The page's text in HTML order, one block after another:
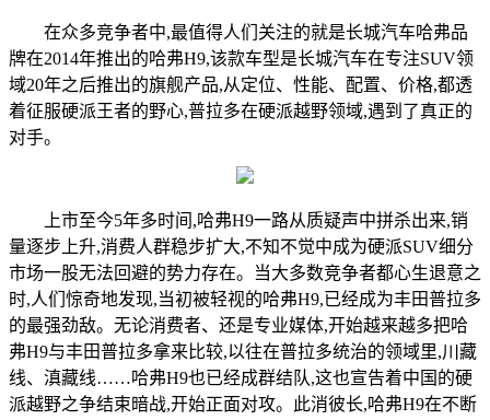
在众多竞争者中,最值得人们关注的就是长城汽车哈弗品
牌在2014年推出的哈弗H9,该款车型是长城汽车在专注SUV领
域20年之后推出的旗舰产品,从定位、性能、配置、价格,都透
着征服硬派王者的野心,普拉多在硬派越野领域,遇到了真正的
对手。
上市至今5年多时间,哈弗H9一路从质疑声中拼杀出来,销
量逐步上升,消费人群稳步扩大,不知不觉中成为硬派SUV细分
市场一股无法回避的势力存在。当大多数竞争者都心生退意之
时,人们惊奇地发现,当初被轻视的哈弗H9,已经成为丰田普拉多
的最强劲敌。无论消费者、还是专业媒体,开始越来越多把哈
弗H9与丰田普拉多拿来比较,以往在普拉多统治的领域里,川藏
线、滇藏线……哈弗H9也已经成群结队,这也宣告着中国的硬
派越野之争结束暗战,开始正面对攻。此消彼长,哈弗H9在不断